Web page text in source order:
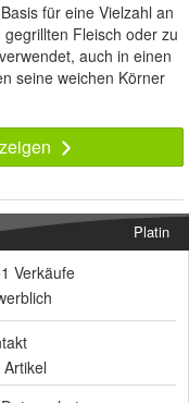
für eine Vielzahl an
Fleisch oder zu
auch in einen
seine weichen Körner
Platin
Verkäufe
Artikel